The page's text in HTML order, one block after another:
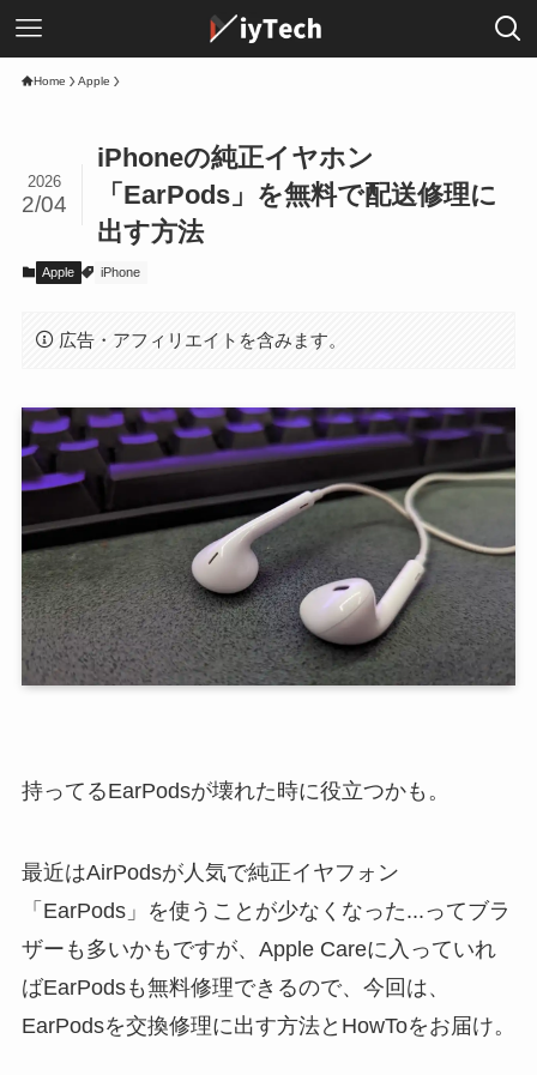
Home Apple
iPhoneの純正イヤホン
「EarPods」を無料で配送修理に
出す方法
2026
2/04
Apple iPhone
広告・アフィリエイトを含みます。
持ってるEarPodsが壊れた時に役立つかも。
最近はAirPodsが人気で純正イヤフォン
「EarPods」を使うことが少なくなった...ってブラ
ザーも多いかもですが、Apple Careに入っていれ
ばEarPodsも無料修理できるので、今回は、
EarPodsを交換修理に出す方法とHowToをお届け。